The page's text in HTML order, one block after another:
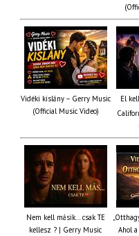
Vidéki kislány – Gerry Music
(Official Music Video)
El
Nem kell másik… csak TE
kellesz ? | Gerry Music
Ahol